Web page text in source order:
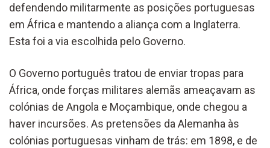
defendendo militarmente as posições portuguesas
em África e mantendo a aliança com a Inglaterra.
Esta foi a via escolhida pelo Governo.
O Governo português tratou de enviar tropas para
África, onde forças militares alemãs ameaçavam as
colónias de Angola e Moçambique, onde chegou a
haver incursões. As pretensões da Alemanha às
colónias portuguesas vinham de trás: em 1898, e de